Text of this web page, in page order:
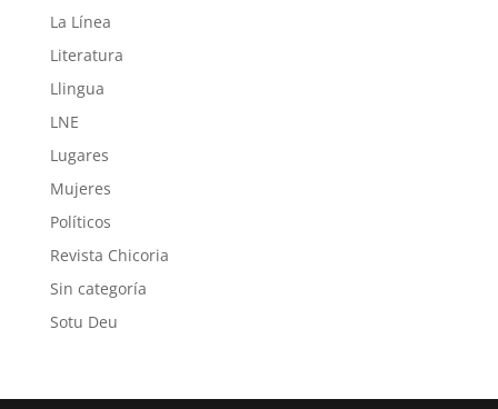
La Línea
Literatura
Llingua
LNE
Lugares
Mujeres
Políticos
Revista Chicoria
Sin categoría
Sotu Deu